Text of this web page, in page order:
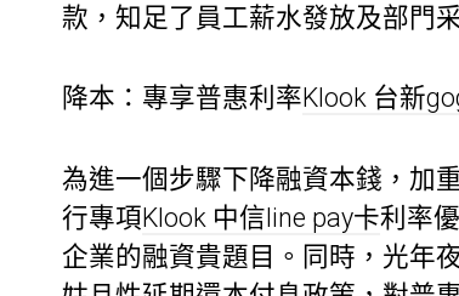
款，知足了員工薪水發放及部門
降本：專享普惠利率Klook 台新
為進一個步驟下降融資本錢，加
行專項Klook 中信line pay卡利率
企業的融資貴題目。同時，光年